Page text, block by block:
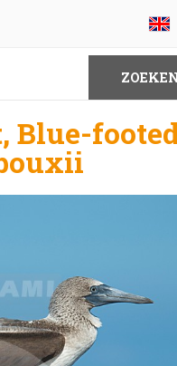
Blue-